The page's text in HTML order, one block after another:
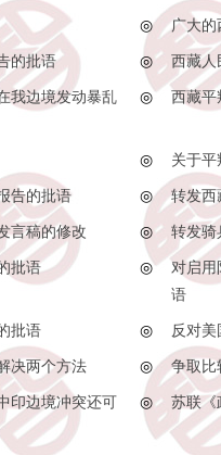
◎ 广大的
的批语 ◎ 西藏人
我边境发动暴乱
◎ 西藏平
◎ 关于
告的批语 ◎ 转发西
言稿的修改 ◎ 转发骑
批语 ◎
对启
语
批语 ◎ 反对美
决两个方法 ◎ 争取比
印边境冲突还可
◎ 苏联《